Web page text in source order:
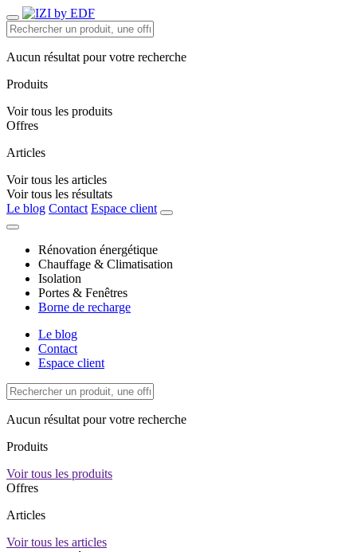
Aucun résultat pour votre recherche
Produits
Voir tous les produits
Offres
Articles
Voir tous les articles
Voir tous les résultats
Le blog Contact Espace client
Rénovation énergétique
Chauffage & Climatisation
Isolation
Portes & Fenêtres
Borne de recharge
Le blog
Contact
Espace client
Aucun résultat pour votre recherche
Produits
Voir tous les produits
Offres
Articles
Voir tous les articles